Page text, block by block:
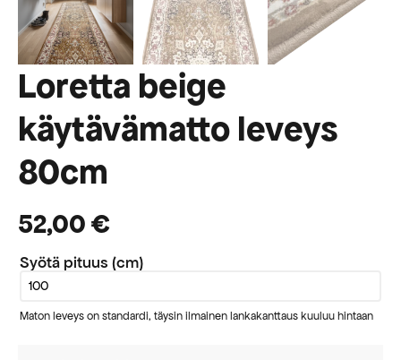
Loretta beige
käytävämatto leveys
80cm
52,00€
Syötä pituus (cm)
Maton leveys on standardi, täysin ilmainen lankakanttaus kuuluu hintaan